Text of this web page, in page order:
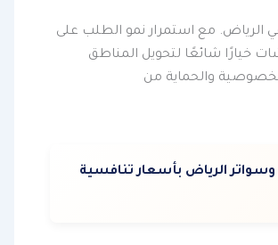
الرياض. مع استمرار نمو الطلب على
خيارًا شائعًا لتحويل المناطق
والحماية من
الرياض بأسعار تنافسية